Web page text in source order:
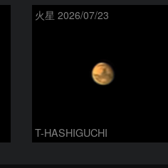
火星 2026/07/23
T-HASHIGUCHI